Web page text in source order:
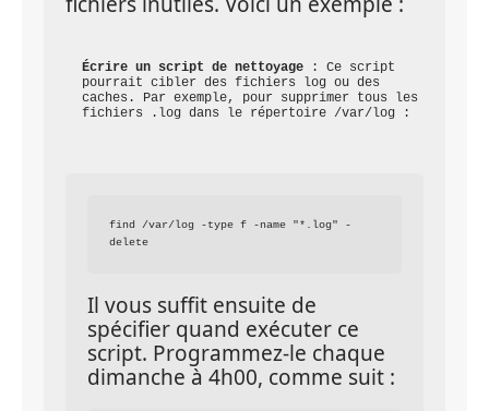
Écrire un script de nettoyage : Ce script
pourrait cibler des fichiers log ou des
caches. Par exemple, pour supprimer tous les
fichiers .log dans le répertoire /var/log :
find /var/log -type f -name "*.log" -
Il vous suffit ensuite de
spécifier quand exécuter ce
script. Programmez-le chaque
dimanche à 4h00, comme suit :